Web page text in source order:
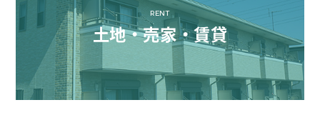
RENT
土地・売家・賃貸